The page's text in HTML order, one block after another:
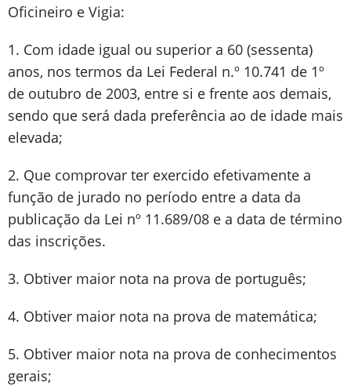
Oficineiro e Vigia:
1. Com idade igual ou superior a 60 (sessenta)
anos, nos termos da Lei Federal n.º 10.741 de 1º
de outubro de 2003, entre si e frente aos demais,
sendo que será dada preferência ao de idade mais
elevada;
2. Que comprovar ter exercido efetivamente a
função de jurado no período entre a data da
publicação da Lei nº 11.689/08 e a data de término
das inscrições.
3. Obtiver maior nota na prova de português;
4. Obtiver maior nota na prova de matemática;
5. Obtiver maior nota na prova de conhecimentos
gerais;